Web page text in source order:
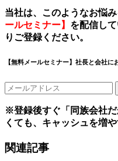
当社は、このようなお悩
ールセミナー】 を配信し
りご登録ください。
【無料メールセミナー】社長と会社に
※登録後すぐ「同族会社
くても、キャッシュを増
関連記事